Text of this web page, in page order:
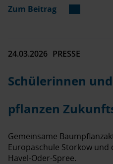
Zum Beitrag
24.03.2026 PRESSE
Schülerinnen
pflanzen
Gemeinsame
Europaschule Storkow
Havel-Oder-Spree.